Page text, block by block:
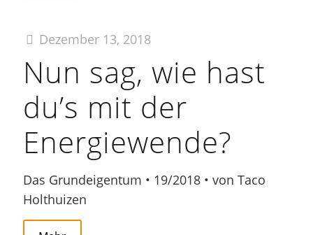
Dezember 13, 2018
Nun sag, wie hast
du’s mit der
Energiewende?
Das Grundeigentum • 19/2018 • von Taco
Holthuizen